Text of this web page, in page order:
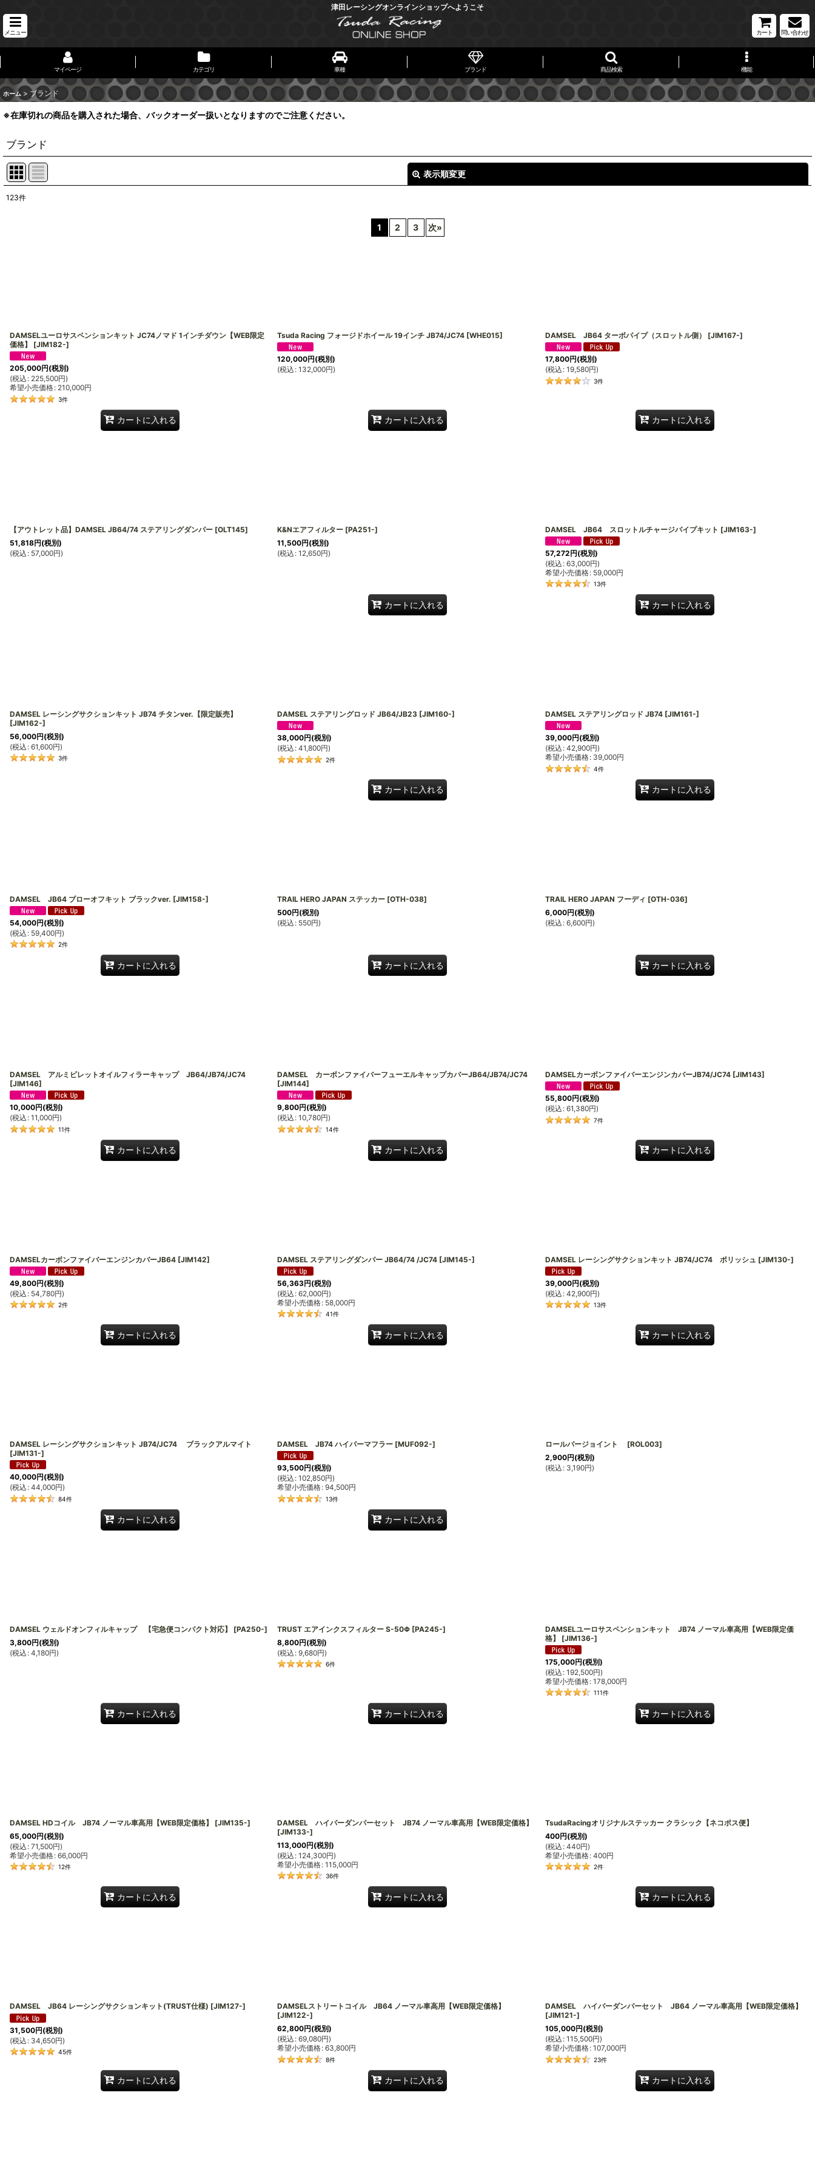
津田レーシングオンラインショップへようこそ
メニュー カート 問い合わせ
マイページ カテゴリ 車種 ブランド 商品検索 機能
ホーム > ブランド
※在庫切れの商品を購入された場合、バックオーダー扱いとなりますのでご注意ください。
ブランド
表示順変更
123件
1 2 3 次»
DAMSELユーロサスペンションキット JC74ノマド 1インチダウン【WEB限定
価格】
[JIM182-]
205,000円(税別)
(税込 : 225,500円)
希望小売価格: 210,000円
3件
カートに入れる
Tsuda Racing フォージドホイール 19インチ JB74/JC74 [WHE015]
120,000円(税別)
(税込 : 132,000円)
カートに入れる
DAMSEL JB64 ターボパイプ（スロットル側） [JIM167-]
17,800円(税別)
(税込 : 19,580円)
3件
カートに入れる
【アウトレット品】DAMSEL JB64/74 ステアリングダンパー [OLT145]
51,818円(税別)
(税込 : 57,000円)
K&Nエアフィルター [PA251-]
11,500円(税別)
(税込 : 12,650円)
カートに入れる
DAMSEL JB64 スロットルチャージパイプキット [JIM163-]
57,272円(税別)
(税込 : 63,000円)
希望小売価格: 59,000円
13件
カートに入れる
DAMSEL レーシングサクションキット JB74 チタンver.【限定販売】
[JIM162-]
56,000円(税別)
(税込 : 61,600円)
3件
DAMSEL ステアリングロッド JB64/JB23 [JIM160-]
38,000円(税別)
(税込 : 41,800円)
2件
カートに入れる
DAMSEL ステアリングロッド JB74 [JIM161-]
39,000円(税別)
(税込 : 42,900円)
希望小売価格: 39,000円
4件
カートに入れる
DAMSEL JB64 ブローオフキット ブラックver. [JIM158-]
54,000円(税別)
(税込 : 59,400円)
2件
カートに入れる
TRAIL HERO JAPAN ステッカー [OTH-038]
500円(税別)
(税込 : 550円)
カートに入れる
TRAIL HERO JAPAN フーディ [OTH-036]
6,000円(税別)
(税込 : 6,600円)
カートに入れる
DAMSEL アルミビレットオイルフィラーキャップ JB64/JB74/JC74
[JIM146]
10,000円(税別)
(税込 : 11,000円)
11件
カートに入れる
DAMSEL カーボンファイバーフューエルキャップカバーJB64/JB74/JC74
[JIM144]
9,800円(税別)
(税込 : 10,780円)
14件
カートに入れる
DAMSELカーボンファイバーエンジンカバーJB74/JC74 [JIM143]
55,800円(税別)
(税込 : 61,380円)
7件
カートに入れる
DAMSELカーボンファイバーエンジンカバーJB64 [JIM142]
49,800円(税別)
(税込 : 54,780円)
2件
カートに入れる
DAMSEL ステアリングダンパー JB64/74 /JC74 [JIM145-]
56,363円(税別)
(税込 : 62,000円)
希望小売価格: 58,000円
41件
カートに入れる
DAMSEL レーシングサクションキット JB74/JC74 ポリッシュ [JIM130-]
39,000円(税別)
(税込 : 42,900円)
13件
カートに入れる
DAMSEL レーシングサクションキット JB74/JC74 ブラックアルマイト
[JIM131-]
40,000円(税別)
(税込 : 44,000円)
84件
カートに入れる
DAMSEL JB74 ハイパーマフラー [MUF092-]
93,500円(税別)
(税込 : 102,850円)
希望小売価格: 94,500円
13件
カートに入れる
ロールバージョイント [ROL003]
2,900円(税別)
(税込 : 3,190円)
DAMSEL ウェルドオンフィルキャップ 【宅急便コンパクト対応】 [PA250-]
3,800円(税別)
(税込 : 4,180円)
カートに入れる
TRUST エアインクスフィルター S-50Φ [PA245-]
8,800円(税別)
(税込 : 9,680円)
6件
カートに入れる
DAMSELユーロサスペンションキット JB74 ノーマル車高用【WEB限定価
格】
[JIM136-]
175,000円(税別)
(税込 : 192,500円)
希望小売価格: 178,000円
111件
カートに入れる
DAMSEL HDコイル JB74 ノーマル車高用【WEB限定価格】 [JIM135-]
65,000円(税別)
(税込 : 71,500円)
希望小売価格: 66,000円
12件
カートに入れる
DAMSEL ハイパーダンパーセット JB74 ノーマル車高用【WEB限定価格】
[JIM133-]
113,000円(税別)
(税込 : 124,300円)
希望小売価格: 115,000円
36件
カートに入れる
TsudaRacingオリジナルステッカー クラシック【ネコポス便】
400円(税別)
(税込 : 440円)
希望小売価格: 400円
2件
カートに入れる
DAMSEL JB64 レーシングサクションキット(TRUST仕様) [JIM127-]
31,500円(税別)
(税込 : 34,650円)
45件
カートに入れる
DAMSELストリートコイル JB64 ノーマル車高用【WEB限定価格】
[JIM122-]
62,800円(税別)
(税込 : 69,080円)
希望小売価格: 63,800円
8件
カートに入れる
DAMSEL ハイパーダンパーセット JB64 ノーマル車高用【WEB限定価格】
[JIM121-]
105,000円(税別)
(税込 : 115,500円)
希望小売価格: 107,000円
23件
カートに入れる